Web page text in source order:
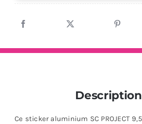
Description
Ce sticker aluminium SC PROJECT